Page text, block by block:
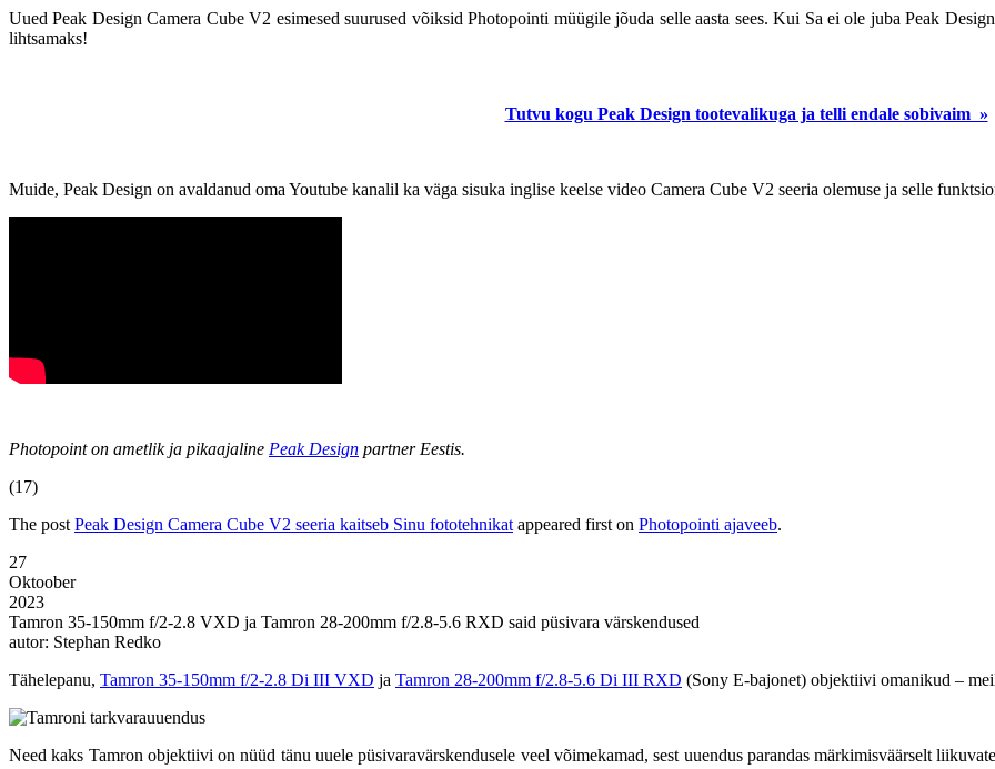
Uued Peak Design Camera Cube V2 esimesed suurused võiksid Photopointi müügile jõuda selle aasta sees. Kui Sa ei ole juba Peak
lihtsamaks!
Tutvu kogu Peak Design tootevalikuga ja telli endale sobivaim »
Muide, Peak Design on avaldanud oma Youtube kanalil ka väga sisuka inglise keelse video Camera Cube V2 seeria olemuse ja selle
Photopoint on ametlik ja pikaajaline Peak Design partner Eestis.
(17)
The post Peak Design Camera Cube V2 seeria kaitseb Sinu fototehnikat appeared first on Photopointi ajaveeb.
27
Oktoober
2023
Tamron 35-150mm f/2-2.8 VXD ja Tamron 28-200mm f/2.8-5.6 RXD said püsivara värskendused
autor: Stephan Redko
Tähelepanu, Tamron 35-150mm f/2-2.8 Di III VXD ja Tamron 28-200mm f/2.8-5.6 Di III RXD (Sony E-bajonet) objektiivi omanikud –
Need kaks Tamron objektiivi on nüüd tänu uuele püsivaravärskendusele veel võimekamad, sest uuendus parandas märkimisväärselt